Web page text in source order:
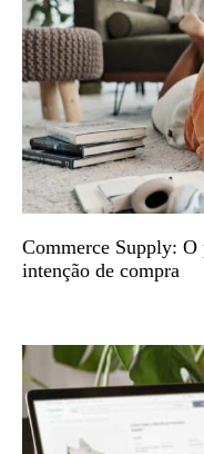
Commerce Supply:
intenção de compra